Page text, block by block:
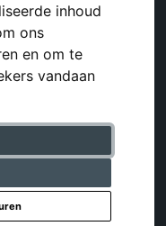
inhoud
ons
en om te
vandaanen kosten
- Veelgestelde